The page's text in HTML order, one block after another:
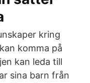
kring
komma på
kan leda till
sina barn från